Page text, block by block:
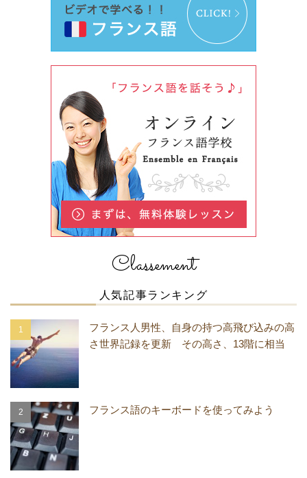
Classement
人気記事ランキング
フランス人男性、自身の持つ高飛び込みの高
さ世界記録を更新 その高さ、13階に相当
フランス語のキーボードを使ってみよう